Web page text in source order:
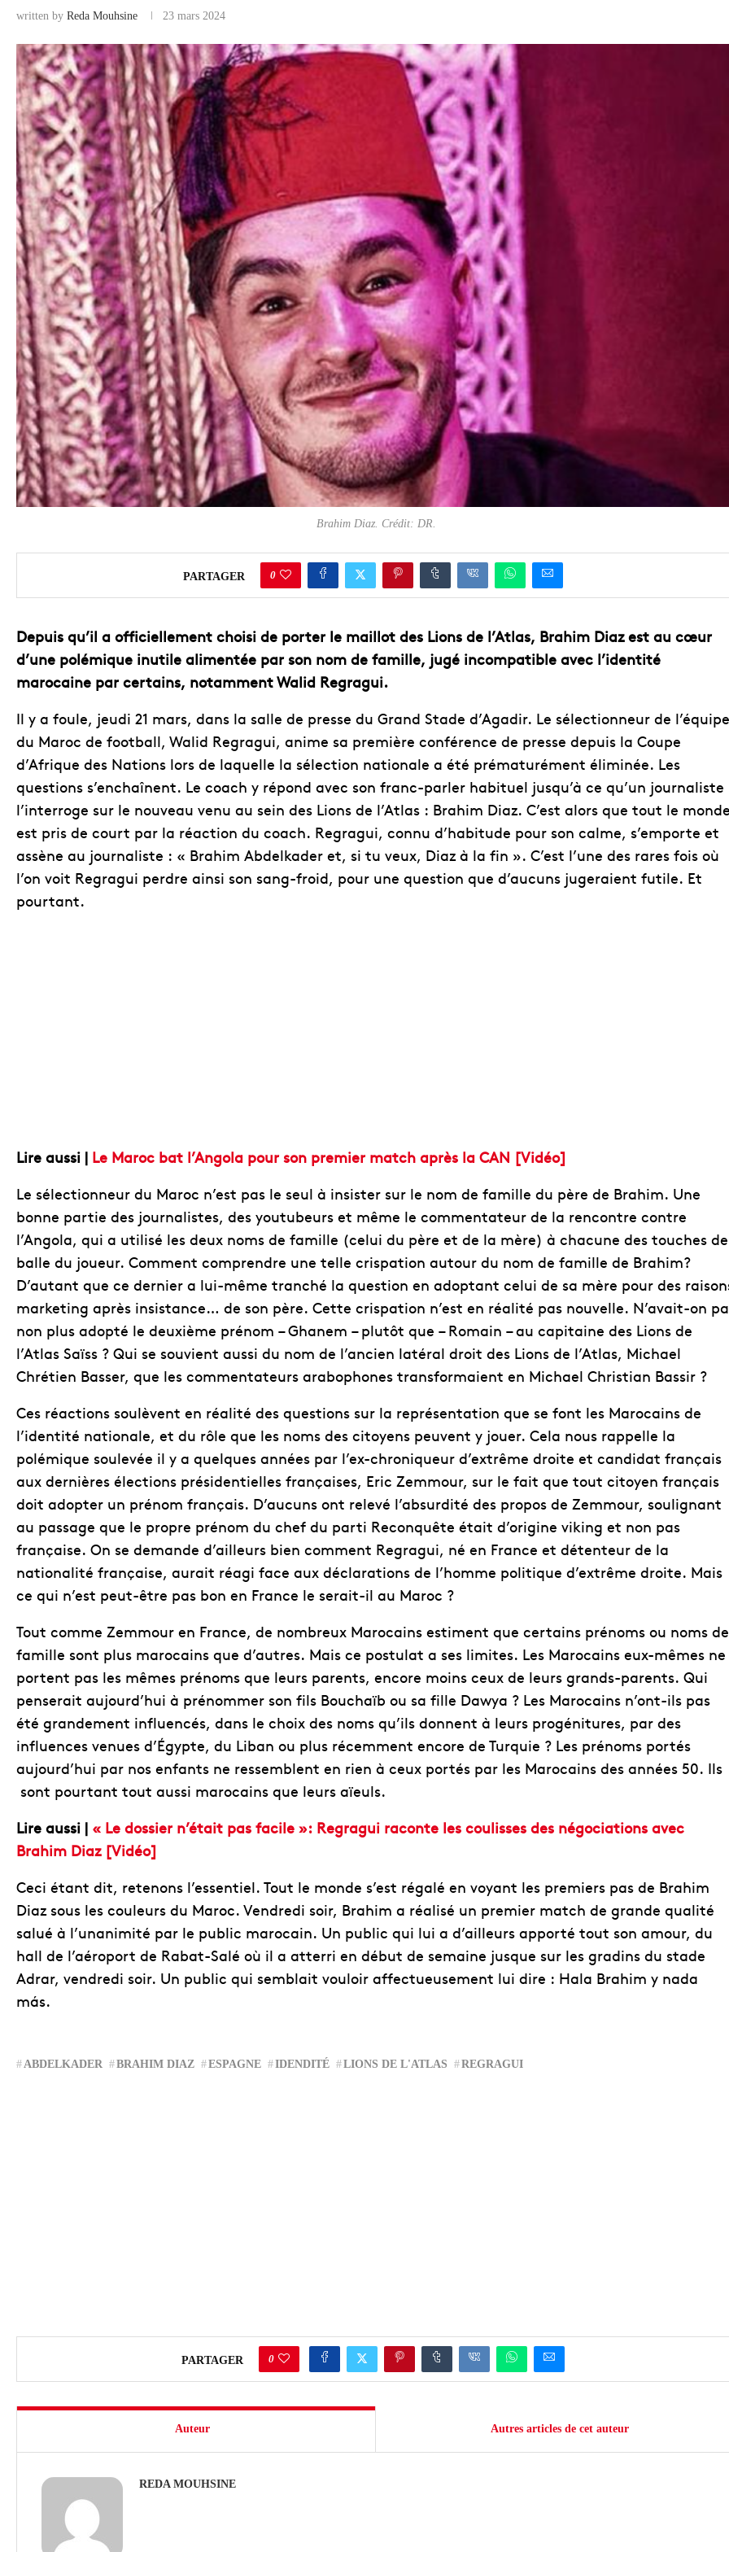
COMMERCE
written by Reda Mouhsine 23 mars 2024
Brahim Diaz. Crédit: DR.
PARTAGER 0
Depuis qu’il a officiellement choisi de porter le maillot des Lions de l’Atlas, Brahim Diaz est au cœur
d’une polémique inutile alimentée par son nom de famille, jugé incompatible avec l’identité
marocaine par certains, notamment Walid Regragui.
Il y a foule, jeudi 21 mars, dans la salle de presse du Grand Stade d’Agadir. Le sélectionneur de l’équipe
du Maroc de football, Walid Regragui, anime sa première conférence de presse depuis la Coupe
d’Afrique des Nations lors de laquelle la sélection nationale a été prématurément éliminée. Les
questions s’enchaînent. Le coach y répond avec son franc-parler habituel jusqu’à ce qu’un journaliste
l’interroge sur le nouveau venu au sein des Lions de l’Atlas : Brahim Diaz. C’est alors que tout le
est pris de court par la réaction du coach. Regragui, connu d’habitude pour son calme, s’emporte et
assène au journaliste : « Brahim Abdelkader et, si tu veux, Diaz à la fin ». C’est l’une des rares fois où
l’on voit Regragui perdre ainsi son sang-froid, pour une question que d’aucuns jugeraient futile. Et
pourtant.
Lire aussi | Le Maroc bat l’Angola pour son premier match après la CAN [Vidéo]
Le sélectionneur du Maroc n’est pas le seul à insister sur le nom de famille du père de Brahim. Une
bonne partie des journalistes, des youtubeurs et même le commentateur de la rencontre contre
l’Angola, qui a utilisé les deux noms de famille (celui du père et de la mère) à chacune des touches de
balle du joueur. Comment comprendre une telle crispation autour du nom de famille de Brahim?
D’autant que ce dernier a lui-même tranché la question en adoptant celui de sa mère pour des
marketing après insistance… de son père. Cette crispation n’est en réalité pas nouvelle. N’avait-on
non plus adopté le deuxième prénom – Ghanem – plutôt que – Romain – au capitaine des Lions de
l’Atlas Saïss ? Qui se souvient aussi du nom de l’ancien latéral droit des Lions de l’Atlas, Michael
Chrétien Basser, que les commentateurs arabophones transformaient en Michael Christian Bassir ?
Ces réactions soulèvent en réalité des questions sur la représentation que se font les Marocains de
l’identité nationale, et du rôle que les noms des citoyens peuvent y jouer. Cela nous rappelle la
polémique soulevée il y a quelques années par l’ex-chroniqueur d’extrême droite et candidat français
aux dernières élections présidentielles françaises, Eric Zemmour, sur le fait que tout citoyen français
doit adopter un prénom français. D’aucuns ont relevé l’absurdité des propos de Zemmour, soulignant
au passage que le propre prénom du chef du parti Reconquête était d’origine viking et non pas
française. On se demande d’ailleurs bien comment Regragui, né en France et détenteur de la
nationalité française, aurait réagi face aux déclarations de l’homme politique d’extrême droite. Mais
ce qui n’est peut-être pas bon en France le serait-il au Maroc ?
Tout comme Zemmour en France, de nombreux Marocains estiment que certains prénoms ou noms de
famille sont plus marocains que d’autres. Mais ce postulat a ses limites. Les Marocains eux-mêmes ne
portent pas les mêmes prénoms que leurs parents, encore moins ceux de leurs grands-parents. Qui
penserait aujourd’hui à prénommer son fils Bouchaïb ou sa fille Dawya ? Les Marocains n’ont-ils pas
été grandement influencés, dans le choix des noms qu’ils donnent à leurs progénitures, par des
influences venues d’Égypte, du Liban ou plus récemment encore de Turquie ? Les prénoms portés
aujourd’hui par nos enfants ne ressemblent en rien à ceux portés par les Marocains des années 50. Ils
sont pourtant tout aussi marocains que leurs aïeuls.
Lire aussi | « Le dossier n’était pas facile »: Regragui raconte les coulisses des négociations avec
Brahim Diaz [Vidéo]
Ceci étant dit, retenons l’essentiel. Tout le monde s’est régalé en voyant les premiers pas de Brahim
Diaz sous les couleurs du Maroc. Vendredi soir, Brahim a réalisé un premier match de grande qualité
salué à l’unanimité par le public marocain. Un public qui lui a d’ailleurs apporté tout son amour, du
hall de l’aéroport de Rabat-Salé où il a atterri en début de semaine jusque sur les gradins du stade
Adrar, vendredi soir. Un public qui semblait vouloir affectueusement lui dire : Hala Brahim y nada
más.
ABDELKADER BRAHIM DIAZ ESPAGNE IDENDITÉ LIONS DE L'ATLAS REGRAGUI
PARTAGER 0
Auteur Autres articles de cet auteur
REDA MOUHSINE